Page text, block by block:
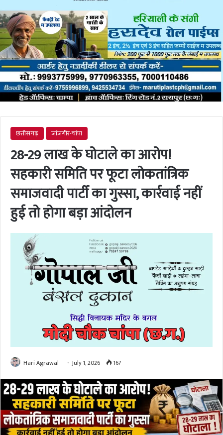
छत्तीसगढ़ जांजगीर-चांपा
28-29 लाख के घोटाले का आरोप!
सहकारी समिति पर फूटा लोकतांत्रिक
समाजवादी पार्टी का गुस्सा, कार्रवाई नहीं
हुई तो होगा बड़ा आंदोलन
Hari Agrawal July 1, 2026 167